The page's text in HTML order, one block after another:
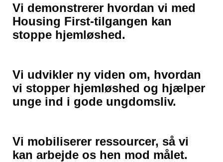
Vi demonstrerer hvordan vi med
Housing First-tilgangen kan
stoppe hjemløshed.
Vi udvikler ny viden om, hvordan
vi stopper hjemløshed og hjælper
unge ind i gode ungdomsliv.
Vi mobiliserer ressourcer, så vi
kan arbejde os hen mod målet.